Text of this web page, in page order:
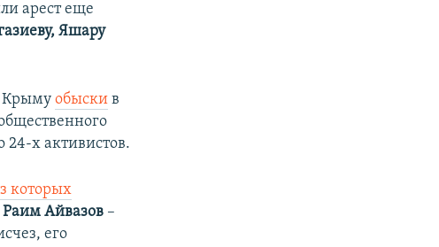
арест еще
Яшару
Крымуобыски в
24-х активистов.
которых
Раим Айвазов –
его